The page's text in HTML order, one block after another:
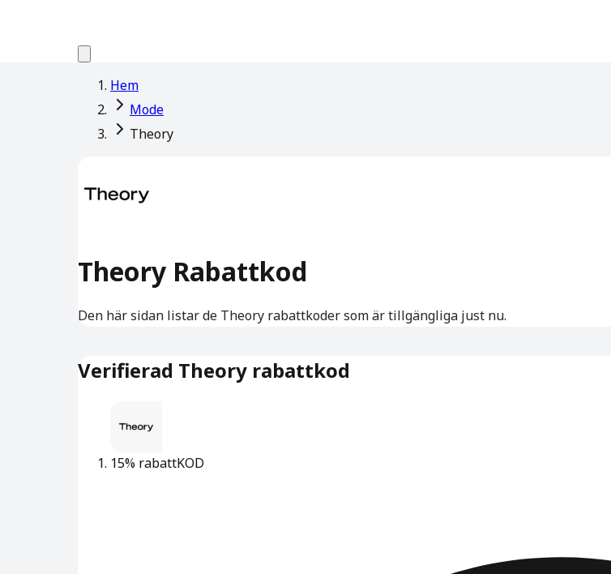
Hem
Mode
Theory
Theory Rabattkod
Den här sidan listar de Theory rabattkoder som är tillgängliga just nu.
Verifierad Theory rabattkod
15% rabattKOD